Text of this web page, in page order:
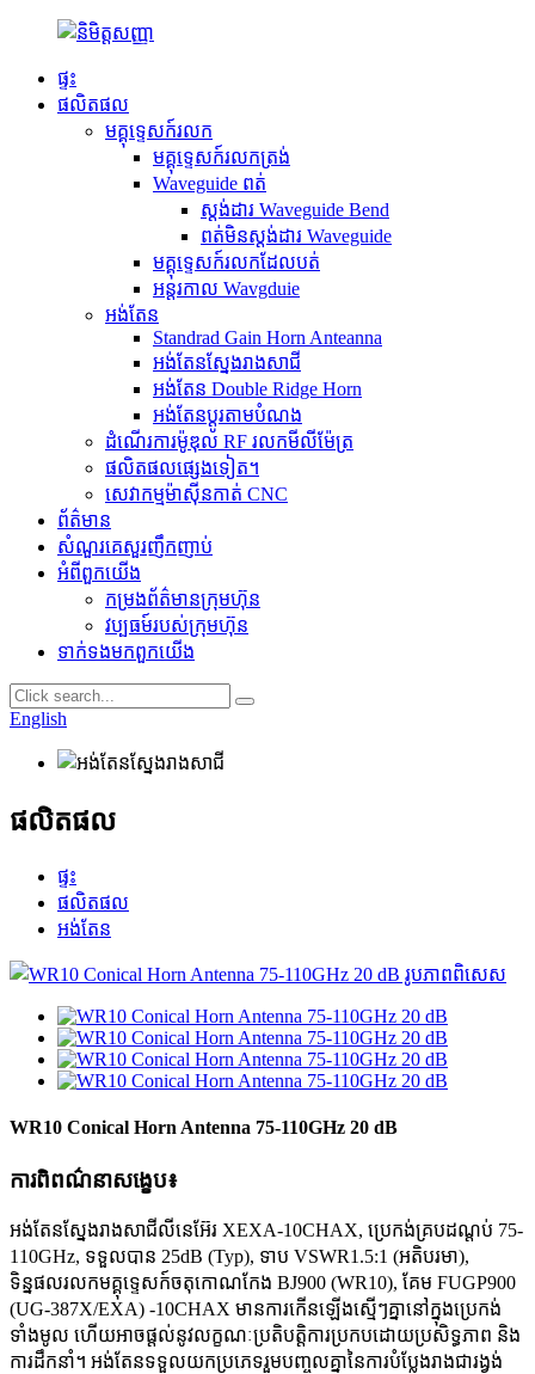
ផ្ទះ
ផលិតផល
មគ្គុទ្ទេសក៍រលក
មគ្គុទ្ទេសក៍រលកត្រង់
Waveguide ពត់
ស្តង់ដារ Waveguide Bend
ពត់មិនស្តង់ដារ Waveguide
មគ្គុទ្ទេសក៍រលកដែលបត់
អន្តរកាល Wavgduie
អង់តែន
Standrad Gain Horn Anteanna
អង់តែនស្នែងរាងសាជី
អង់តែន Double Ridge Horn
អង់តែនប្ដូរតាមបំណង
ដំណើរការម៉ូឌុល RF រលកមីលីម៉ែត្រ
ផលិតផលផ្សេងទៀត។
សេវាកម្មម៉ាស៊ីនកាត់ CNC
ព័ត៌មាន
សំណួរគេសួរញឹកញាប់
អំពី​ពួក​យើង
កម្រងព័ត៌មានក្រុមហ៊ុន
វប្ប​ធ​ម៍​របស់​ក្រុមហ៊ុន
ទាក់ទង​មក​ពួក​យើង
English
ផលិតផល
ផ្ទះ
ផលិតផល
អង់តែន
WR10 Conical Horn Antenna 75-110GHz 20 dB
ការពិពណ៌នាសង្ខេប៖
អង់តែនស្នែងរាងសាជីលីនេអ៊ែរ XEXA-10CHAX, ប្រេកង់គ្របដណ្តប់ 75-
110GHz, ទទួលបាន 25dB (Typ), ទាប VSWR1.5:1 (អតិបរមា),
ទិន្នផលរលកមគ្គុទ្ទេសក៍ចតុកោណកែង BJ900 (WR10), គែម FUGP900
(UG-387X/EXA) -10CHAX មានការកើនឡើងស្មើៗគ្នានៅក្នុងប្រេកង់
ទាំងមូល ហើយអាចផ្តល់នូវលក្ខណៈប្រតិបត្តិការប្រកបដោយប្រសិទ្ធភាព និង
ការដឹកនាំ។ អង់តែនទទួលយកប្រភេទរួមបញ្ចូលគ្នានៃការបំប្លែងរាងជារង្វង់